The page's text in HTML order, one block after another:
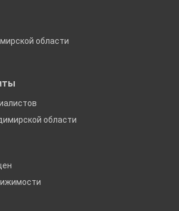
области
области